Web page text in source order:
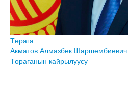
Төрага
Акматов Алмазбек Шаршембиевич
Төраганын кайрылуусу